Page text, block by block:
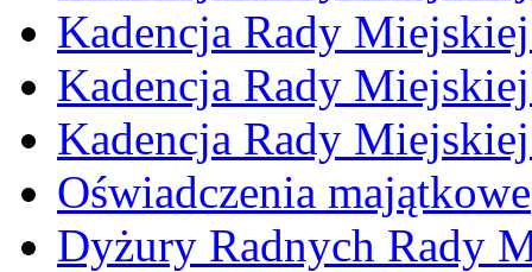
Kadencja Rady
Kadencja Rady
Kadencja Rady
Oświadczenia majątkowe
Dyżury Radnych Rady